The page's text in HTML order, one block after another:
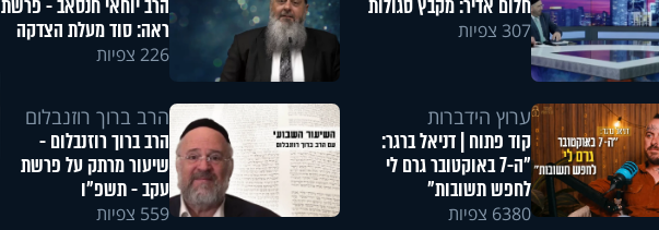
חלום אדיר: מקבץ סגולות
307 צפיות
הרב יוחאי חנסאב - פרשת
ראה: סוד מעלת הצדקה
226 צפיות
ערוץ הידברות
קוד פתוח | דניאל ברגר:
"ה-7 באוקטובר גרם לי
לחפש תשובות"
6380 צפיות
הרב ברוך רוזנבלום
הרב ברוך רוזנבלום -
שיעור מרתק על פרשת
עקב - תשפ"ו
559 צפיות